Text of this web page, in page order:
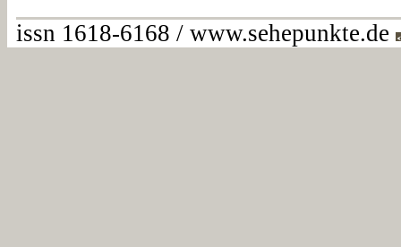
issn 1618-6168 / www.sehepunkte.de